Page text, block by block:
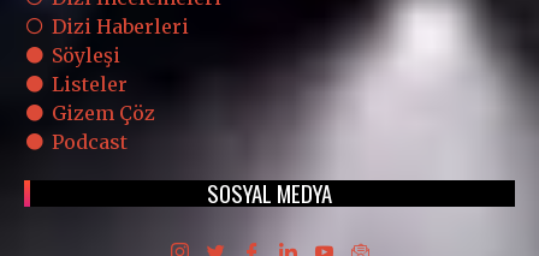
Dizi Haberleri
Söyleşi
Listeler
Gizem Çöz
Podcast
SOSYAL MEDYA